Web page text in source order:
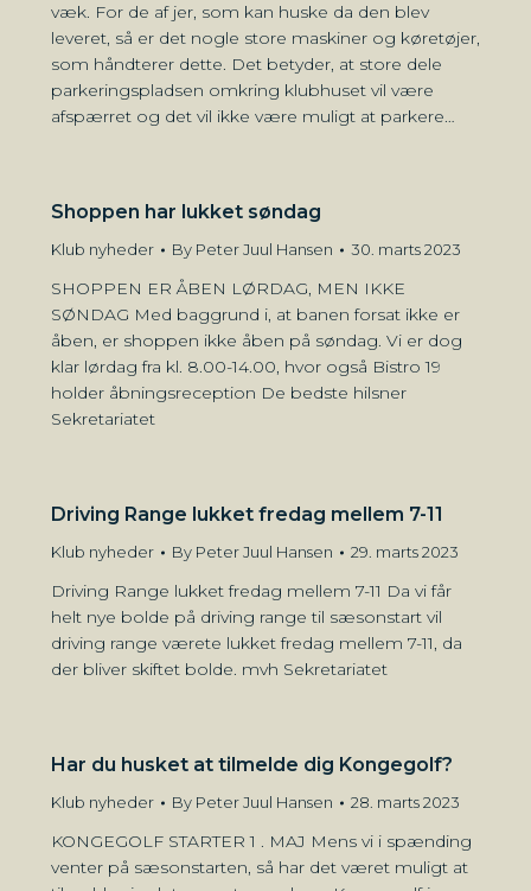
væk. For de af jer, som kan huske da den blev
leveret, så er det nogle store maskiner og køretøjer,
som håndterer dette. Det betyder, at store dele
parkeringspladsen omkring klubhuset vil være
afspærret og det vil ikke være muligt at parkere…
Shoppen har lukket søndag
Klub nyheder By Peter Juul Hansen 30. marts 2023
SHOPPEN ER ÅBEN LØRDAG, MEN IKKE
SØNDAG Med baggrund i, at banen forsat ikke er
åben, er shoppen ikke åben på søndag. Vi er dog
klar lørdag fra kl. 8.00-14.00, hvor også Bistro 19
holder åbningsreception De bedste hilsner
Sekretariatet
Driving Range lukket fredag mellem 7-11
Klub nyheder By Peter Juul Hansen 29. marts 2023
Driving Range lukket fredag mellem 7-11 Da vi får
helt nye bolde på driving range til sæsonstart vil
driving range værete lukket fredag mellem 7-11, da
der bliver skiftet bolde. mvh Sekretariatet
Har du husket at tilmelde dig Kongegolf?
Klub nyheder By Peter Juul Hansen 28. marts 2023
KONGEGOLF STARTER 1 . MAJ Mens vi i spænding
venter på sæsonstarten, så har det været muligt at